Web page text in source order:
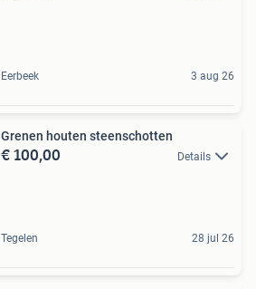
Eerbeek 3 aug 26
Grenen houten steenschotten
€ 100,00 Details
Tegelen 28 jul 26